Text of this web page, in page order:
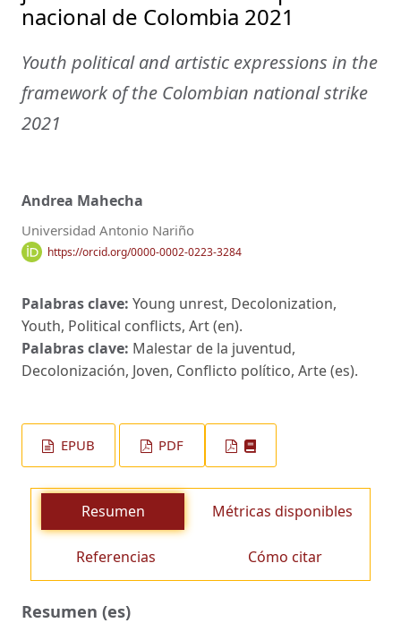
nacional de Colombia 2021
Youth political and artistic expressions in the
framework of the Colombian national strike
2021
Andrea Mahecha
Universidad Antonio Nariño
https://orcid.org/0000-0002-0223-3284
Palabras clave: Young unrest, Decolonization,
Youth, Political conflicts, Art (en).
Palabras clave: Malestar de la juventud,
Decolonización, Joven, Conflicto político, Arte (es).
EPUB PDF
Resumen Métricas disponibles
Referencias Cómo citar
Resumen (es)